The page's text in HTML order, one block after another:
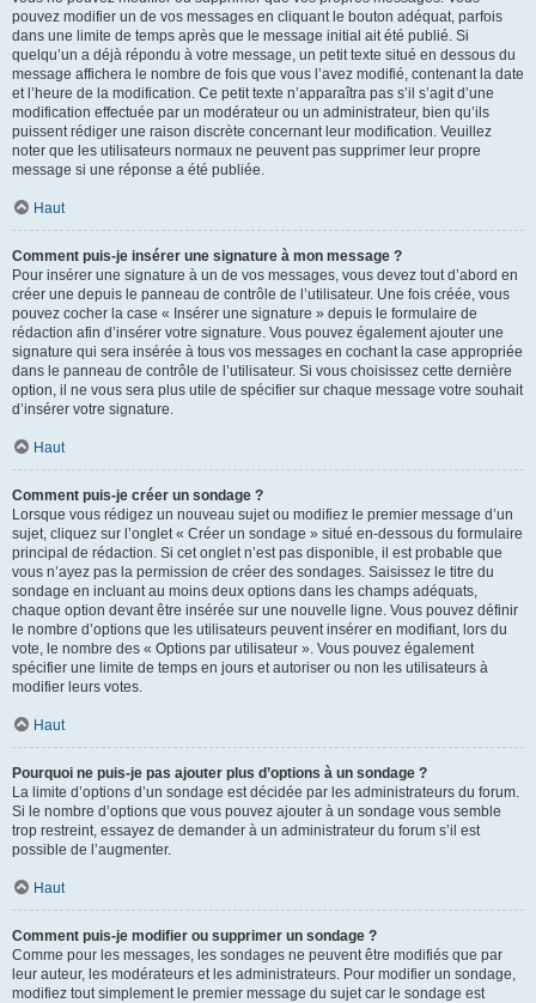
pouvez modifier un de vos messages en cliquant le bouton adéquat, parfois
dans une limite de temps après que le message initial ait été publié. Si
quelqu’un a déjà répondu à votre message, un petit texte situé en dessous du
message affichera le nombre de fois que vous l’avez modifié, contenant la date
et l’heure de la modification. Ce petit texte n’apparaîtra pas s’il s’agit d’une
modification effectuée par un modérateur ou un administrateur, bien qu’ils
puissent rédiger une raison discrète concernant leur modification. Veuillez
noter que les utilisateurs normaux ne peuvent pas supprimer leur propre
message si une réponse a été publiée.
Haut
Comment puis-je insérer une signature à mon message ?
Pour insérer une signature à un de vos messages, vous devez tout d’abord en
créer une depuis le panneau de contrôle de l’utilisateur. Une fois créée, vous
pouvez cocher la case « Insérer une signature » depuis le formulaire de
rédaction afin d’insérer votre signature. Vous pouvez également ajouter une
signature qui sera insérée à tous vos messages en cochant la case appropriée
dans le panneau de contrôle de l’utilisateur. Si vous choisissez cette dernière
option, il ne vous sera plus utile de spécifier sur chaque message votre souhait
d’insérer votre signature.
Haut
Comment puis-je créer un sondage ?
Lorsque vous rédigez un nouveau sujet ou modifiez le premier message d’un
sujet, cliquez sur l’onglet « Créer un sondage » situé en-dessous du formulaire
principal de rédaction. Si cet onglet n’est pas disponible, il est probable que
vous n’ayez pas la permission de créer des sondages. Saisissez le titre du
sondage en incluant au moins deux options dans les champs adéquats,
chaque option devant être insérée sur une nouvelle ligne. Vous pouvez définir
le nombre d’options que les utilisateurs peuvent insérer en modifiant, lors du
vote, le nombre des « Options par utilisateur ». Vous pouvez également
spécifier une limite de temps en jours et autoriser ou non les utilisateurs à
modifier leurs votes.
Haut
Pourquoi ne puis-je pas ajouter plus d’options à un sondage ?
La limite d’options d’un sondage est décidée par les administrateurs du forum.
Si le nombre d’options que vous pouvez ajouter à un sondage vous semble
trop restreint, essayez de demander à un administrateur du forum s’il est
possible de l’augmenter.
Haut
Comment puis-je modifier ou supprimer un sondage ?
Comme pour les messages, les sondages ne peuvent être modifiés que par
leur auteur, les modérateurs et les administrateurs. Pour modifier un sondage,
modifiez tout simplement le premier message du sujet car le sondage est